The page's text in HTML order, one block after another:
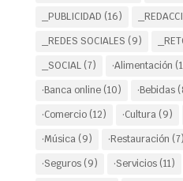
_PUBLICIDAD (16)
_REDES SOCIALES (9)
_SOCIAL(7) ·Alimentación
·Banca online(10) ·Bebidas
·Comercio(12) ·Cultura(9)
·Música(9) ·Restauración (7)
·Seguros(9) ·Servicios(11)